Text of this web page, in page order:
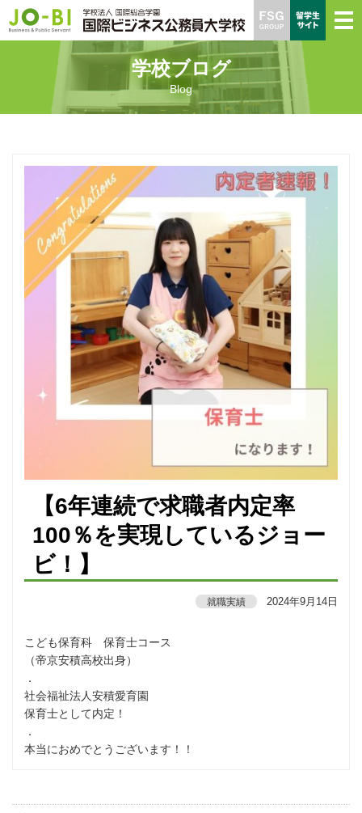
学校ブログ
Blog
【6年連続で求職者内定率
100％を実現しているジョー
ビ！】
就職実績 2024年9月14日
こども保育科 保育士コース
（帝京安積高校出身）
．
社会福祉法人安積愛育園
保育士として内定！
．
本当におめでとうございます！！